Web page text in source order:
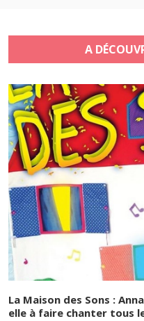
A
La Maison des Sons :
elle à faire chanter tous